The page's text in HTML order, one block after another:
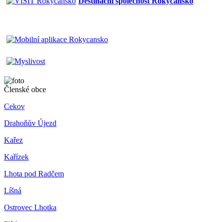
Členské obce
Cekov
Drahoňův Újezd
Kařez
Kařízek
Lhota pod Radčem
Líšná
Ostrovec Lhotka